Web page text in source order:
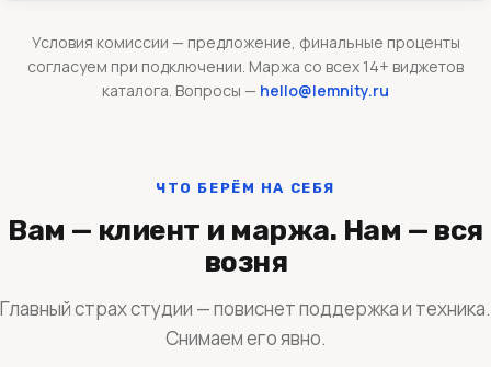
Условия комиссии — предложение, финальные проценты
согласуем при подключении. Маржа со всех 14+ виджетов
каталога. Вопросы — hello@lemnity.ru
ЧТО БЕРЁМ НА СЕБЯ
Вам — клиент и маржа. Нам — вся
возня
Главный страх студии — повиснет поддержка и техника.
Снимаем его явно.